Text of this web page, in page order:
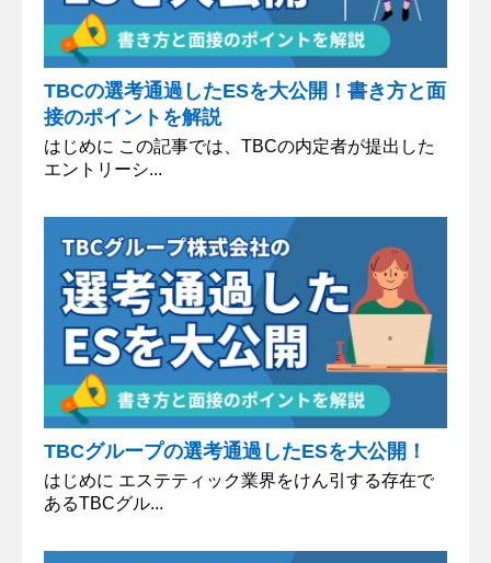
TBCの選考通過したESを大公開！書き方と面
接のポイントを解説
はじめに この記事では、TBCの内定者が提出した
エントリーシ...
TBCグループの選考通過したESを大公開！
はじめに エステティック業界をけん引する存在で
あるTBCグル...